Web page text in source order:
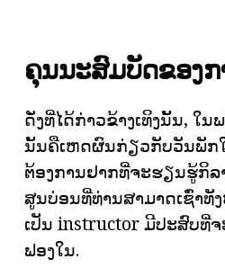
ຄຸນນະສົມບັດຂອງກ
ດັ່ງທີ່ໄດ້ກ່າວຂ້າງເທິງນັ້ນ, ໃ
ນັ້ນຄືເຫດຜົນກ່ຽວກັບວັນພັກ
ຕ້ອງການຢາກທີ່ຈະຮຽນຮູ້ກິລ
ສູນບ່ອນທີ່ທ່ານສາມາດເຊົ່າທັ
ເປັນ instructor ມີປະສົບທີ່
ຟອງໃນ.